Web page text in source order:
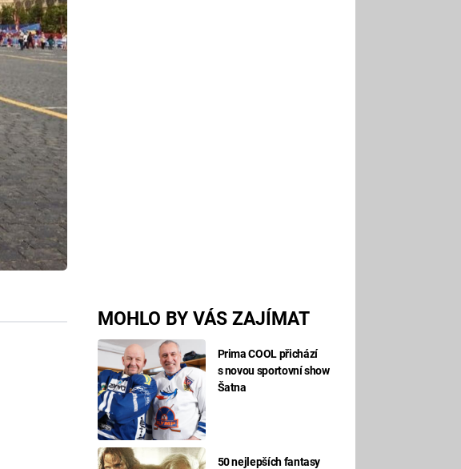
MOHLO BY VÁS ZAJÍMAT
Prima COOL přichází
s novou sportovní show
Šatna
50 nejlepších fantasy